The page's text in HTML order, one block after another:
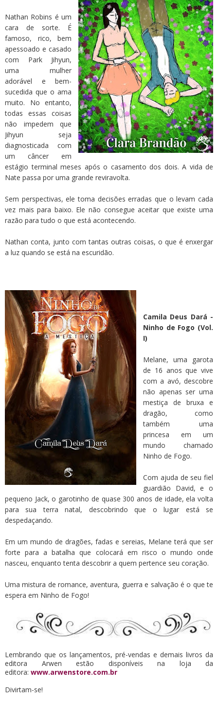
Nathan Robins é um
cara de sorte. É
famoso, rico, bem
apessoado e casado
com Park Jihyun,
uma mulher
adorável e bem-
sucedida que o ama
muito. No entanto,
todas essas coisas
não impedem que
Jihyun seja
diagnosticada com
um câncer em
estágio terminal meses após o casamento dos dois. A vida de
Nate passa por uma grande reviravolta.
Sem perspectivas, ele toma decisões erradas que o levam cada
vez mais para baixo. Ele não consegue aceitar que existe uma
razão para tudo o que está acontecendo.
Nathan conta, junto com tantas outras coisas, o que é enxergar
a luz quando se está na escuridão.
Camila Deus Dará -
Ninho de Fogo (Vol.
I)
Melane, uma garota
de 16 anos que vive
com a avó, descobre
não apenas ser uma
mestiça de bruxa e
dragão, como
também uma
princesa em um
mundo chamado
Ninho de Fogo.
Com ajuda de seu fiel
guardião David, e o
pequeno Jack, o garotinho de quase 300 anos de idade, ela volta
para sua terra natal, descobrindo que o lugar está se
despedaçando.
Em um mundo de dragões, fadas e sereias, Melane terá que ser
forte para a batalha que colocará em risco o mundo onde
nasceu, enquanto tenta descobrir a quem pertence seu coração.
Uma mistura de romance, aventura, guerra e salvação é o que te
espera em Ninho de Fogo!
Lembrando que os lançamentos, pré-vendas e demais livros da
editora Arwen estão disponíveis na loja da
editora: www.arwenstore.com.br
Divirtam-se!